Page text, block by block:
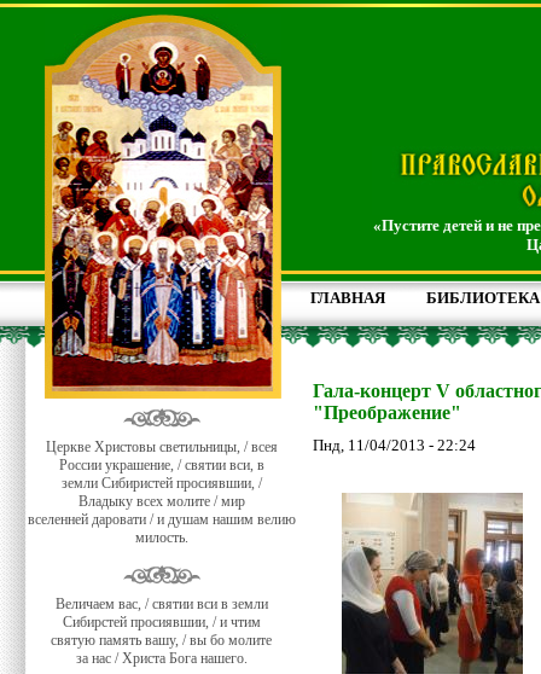
«Пустите детей и не
ГЛАВНАЯ БИБЛИОТЕКА
Церкве Христовы светильницы, / всея
России украшение, / святии вси, в
земли Сибиристей просиявшии, /
Владыку всех молите / мир
вселенней даровати / и душам нашим велию
милость.
Величаем вас, / святии вси в земли
Сибирстей просиявшии, / и чтим
святую память вашу, / вы бо молите
за нас / Христа Бога нашего.
Гала-концерт V
"Преображение"
Пнд, 11/04/2013 - 22:24